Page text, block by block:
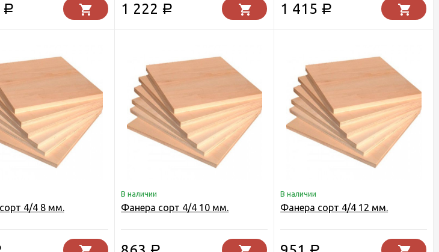
Р 1 222 Р 1 415 Р
4/4 8 мм.
В наличии
Фанера сорт 4/4 10 мм.
Р
В наличии
Фанера сорт 4/4 12 мм.
Р